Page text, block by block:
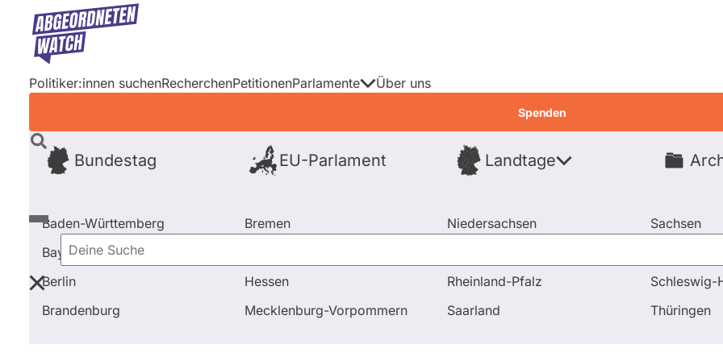
Direkt
Inhalt
Politiker:innen suchenRecherchenPetitionenParlamente
Bundestag EU-Parlament Landtage
Baden-Württemberg
Bayern
Berlin
Brandenburg
Bremen
Hessen
Mecklenburg-Vorpommern
Niedersachsen
Rheinland-Pfalz
Saarland
Sachsen
Schleswig-
Thüringen
Über uns
Spenden
Deine
Suche
Startseite Frage stellen Ulrike Müller